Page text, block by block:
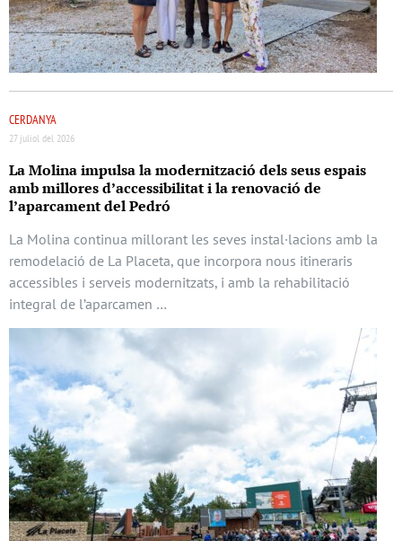
CERDANYA
27 juliol del 2026
La Molina impulsa la modernització dels seus espais
amb millores d’accessibilitat i la renovació de
l’aparcament del Pedró
La Molina continua millorant les seves instal·lacions amb la
remodelació de La Placeta, que incorpora nous itineraris
accessibles i serveis modernitzats, i amb la rehabilitació
integral de l’aparcamen …